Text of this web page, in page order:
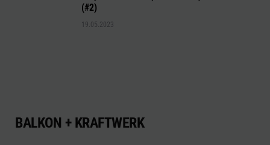
(#2)
19.05.2023
BALKON + KRAFTWERK